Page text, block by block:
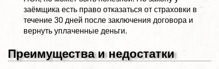
заёмщика есть право отказаться от страховки в
течение 30 дней после заключения договора и
вернуть уплаченные деньги.
Преимущества и недостатки